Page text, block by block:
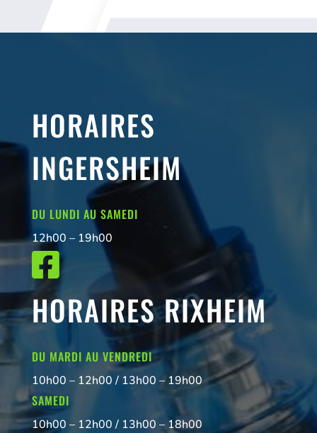
HORAIRES
INGERSHEIM
DU LUNDI AU SAMEDI
12h00 – 19h00

HORAIRES RIXHEIM
DU MARDI AU VENDREDI
10h00 – 12h00 / 13h00 – 19h00
SAMEDI
10h00 – 12h00 / 13h00 – 18h00